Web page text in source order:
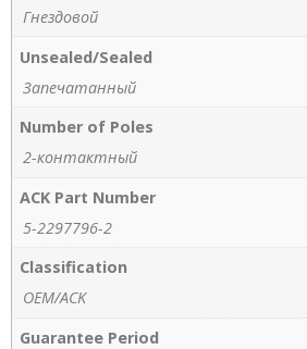
Гнездовой
Unsealed/Sealed
Запечатанный
Number of Poles
2-контактный
ACK Part Number
5-2297796-2
Classification
OEM/ACK
Guarantee Period